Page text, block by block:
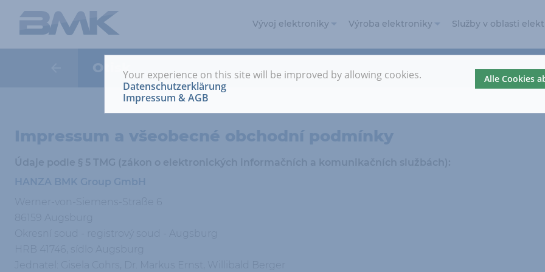
Your experience on this site will be improved by allowing cookies. Alle Cookies
Datenschutzerklärung
Impressum & AGB
Vývoj elektroniky
Vývoj elektroniky
Integrované
Referenční
Výroba elektroniky
Výroba
Automotive
Služby v oblasti
Otisk
Impressum a všeobecné obchodní podmínky
Údaje podle § 5 TMG (zákon o elektronických informačních a komunikačních službách):
HANZA BMK Group GmbH
86159 Augsburg
Okresní soud - registrový soud - Augsburg
HRB 41746, sídlo Augsburg
Jednatel: Gisela Cohrs, Dr. Markus Ernst, Willibald Berger